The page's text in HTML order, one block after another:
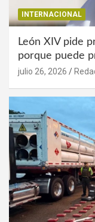
INTERNACIONAL
León XIV pide
porque puede
julio 26, 2026